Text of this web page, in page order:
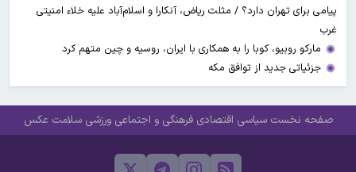
پیامی برای تهران دارد؟ / مثلث ریاض، آنکارا و اسلام‌آباد علیه خلاء امنیتی
غرب
مارکو روبیو، کوبا را به همکاری با ایران، روسیه و چین متهم کرد
جزئیاتی جدید از توافق مکه
صفحه نخست سیاسی اقتصادی فرهنگی و اجتماعی ورزشی سلامت عکس